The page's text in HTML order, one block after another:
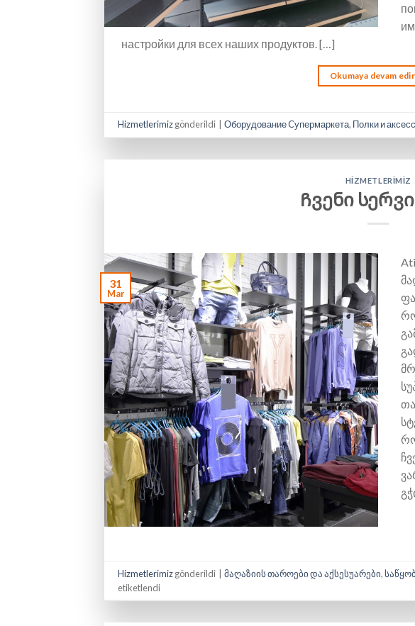
настройки для всех наших продуктов. […]
Okumaya devam
Hizmetlerimizgönderildi Оборудование Cупермаркета, Полки и
HIZMETLERIMIZ
Ჩვენი
31
Mar
Hizmetlerimizgönderildi მაღაზიის თაროები და აქსესუარები,
etiketlendi